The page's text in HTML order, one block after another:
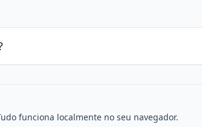
funciona localmente no seu navegador.